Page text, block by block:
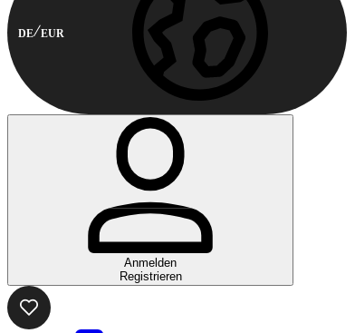
DE EUR
Anmelden
Registrieren